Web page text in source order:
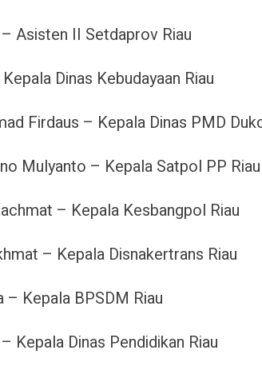
Asisten II Setdaprov Riau
Dinas Kebudayaan Riau
Firdaus – Kepala Dinas PMD
Mulyanto – Kepala Satpol PP Riau
– Kepala Kesbangpol Riau
– Kepala Disnakertrans Riau
– Kepala BPSDM Riau
Kepala Dinas Pendidikan Riau